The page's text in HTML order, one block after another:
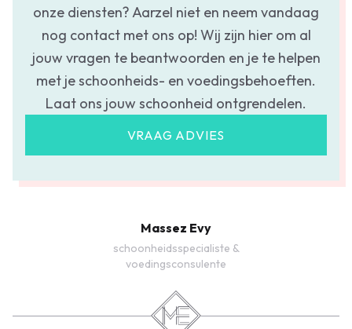
onze diensten? Aarzel niet en neem vandaag
nog contact met ons op! Wij zijn hier om al
jouw vragen te beantwoorden en je te helpen
met je schoonheids- en voedingsbehoeften.
Laat ons jouw schoonheid ontgrendelen.
VRAAG ADVIES
Massez Evy
schoonheidsspecialiste &
voedingsconsulente